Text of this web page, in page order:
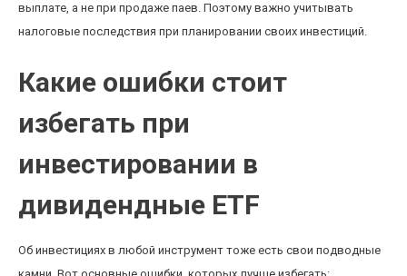
выплате, а не при продаже паев. Поэтому важно учитывать
налоговые последствия при планировании своих инвестиций.
Какие ошибки стоит
избегать при
инвестировании в
дивидендные ETF
Об инвестициях в любой инструмент тоже есть свои подводные